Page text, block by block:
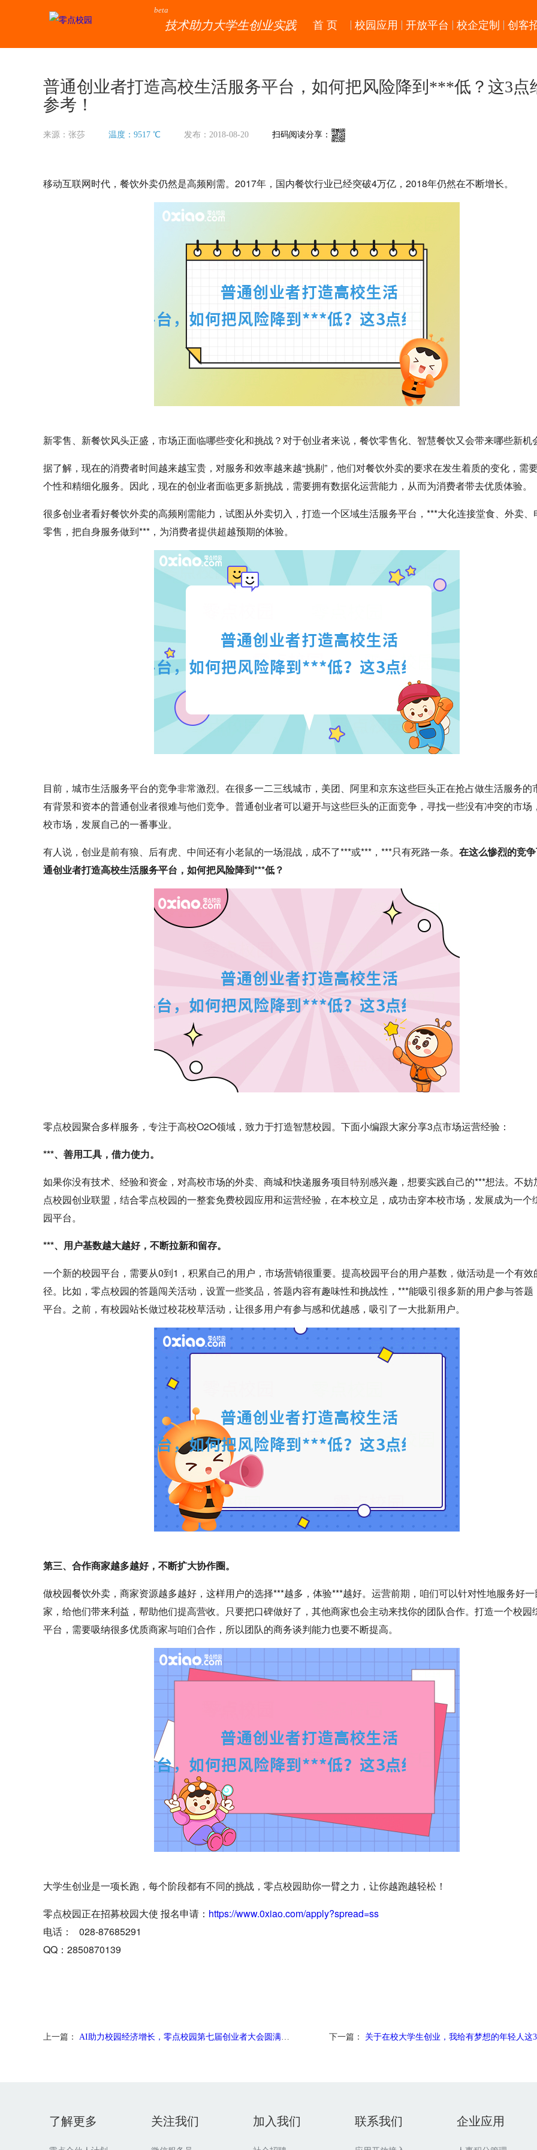
beta
技术助力大学生创业实践 首 页 校园应用 开放平台 校企定制 创客
普通创业者打造高校生活服务平台，如何把风险降到***低？这3点
参考！
来源：张莎 温度：9517 ℃ 发布：2018-08-20 扫码阅读分享：
移动互联网时代，餐饮外卖仍然是高频刚需。2017年，国内餐饮行业已经突破4万亿，2018年仍然在不断增长。
新零售、新餐饮风头正盛，市场正面临哪些变化和挑战？对于创业者来说，餐饮零售化、智慧餐饮又会带来哪些新机
据了解，现在的消费者时间越来越宝贵，对服务和效率越来越“挑剔”，他们对餐饮外卖的要求在发生着质的变化，需要
个性和精细化服务。因此，现在的创业者面临更多新挑战，需要拥有数据化运营能力，从而为消费者带去优质体验。
很多创业者看好餐饮外卖的高频刚需能力，试图从外卖切入，打造一个区域生活服务平台，***大化连接堂食、外卖、
零售，把自身服务做到***，为消费者提供超越预期的体验。
目前，城市生活服务平台的竞争非常激烈。在很多一二三线城市，美团、阿里和京东这些巨头正在抢占做生活服务的
有背景和资本的普通创业者很难与他们竞争。普通创业者可以避开与这些巨头的正面竞争，寻找一些没有冲突的市场
校市场，发展自己的一番事业。
有人说，创业是前有狼、后有虎、中间还有小老鼠的一场混战，成不了***或***，***只有死路一条。 在这么惨烈的竞
通创业者打造高校生活服务平台，如何把风险降到***低？
零点校园聚合多样服务，专注于高校O2O领域，致力于打造智慧校园。下面小编跟大家分享3点市场运营经验：
***、善用工具，借力使力。
如果你没有技术、经验和资金，对高校市场的外卖、商城和快递服务项目特别感兴趣，想要实践自己的***想法。不妨
点校园创业联盟，结合零点校园的一整套免费校园应用和运营经验，在本校立足，成功击穿本校市场，发展成为一个
园平台。
***、用户基数越大越好，不断拉新和留存。
一个新的校园平台，需要从0到1，积累自己的用户，市场营销很重要。提高校园平台的用户基数，做活动是一个有效
径。比如，零点校园的答题闯关活动，设置一些奖品，答题内容有趣味性和挑战性，***能吸引很多新的用户参与答题
平台。之前，有校园站长做过校花校草活动，让很多用户有参与感和优越感，吸引了一大批新用户。
第三、合作商家越多越好，不断扩大协作圈。
做校园餐饮外卖，商家资源越多越好，这样用户的选择***越多，体验***越好。运营前期，咱们可以针对性地服务好
家，给他们带来利益，帮助他们提高营收。只要把口碑做好了，其他商家也会主动来找你的团队合作。打造一个校园
平台，需要吸纳很多优质商家与咱们合作，所以团队的商务谈判能力也要不断提高。
大学生创业是一项长跑，每个阶段都有不同的挑战，零点校园助你一臂之力，让你越跑越轻松！
零点校园正在招募校园大使 报名申请： https://www.0xiao.com/apply?spread=ss
电话： 028-87685291
QQ：2850870139
上一篇： AI助力校园经济增长，零点校园第七届创业者大会圆满落幕！ 下一篇： 关于在校大学生创业，我给有梦想的年轻人这3
了解更多 关注我们 加入我们 联系我们 企业应用